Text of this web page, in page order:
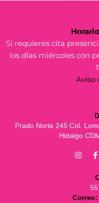
Si requieres cita
los días miércoles con
Aviso
Prado Norte 245 Col.
Hidalgo
Correo: